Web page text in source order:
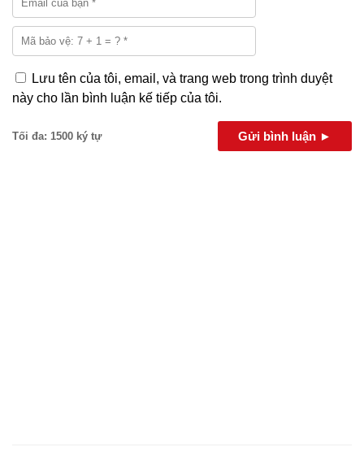
Lưu tên của tôi, email, và trang web trong trình duyệt
này cho lần bình luận kế tiếp của tôi.
Tối đa: 1500 ký tự Gửi bình luận ►